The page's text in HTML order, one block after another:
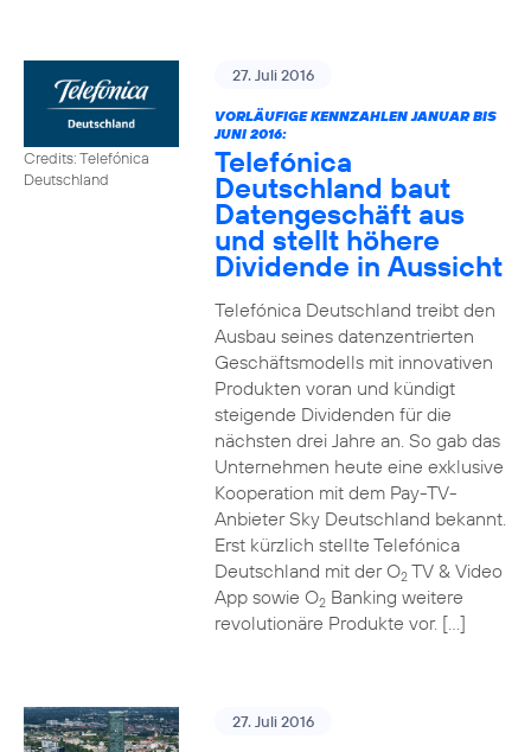
Credits: Telefónica
Deutschland
27. Juli 2016
VORLÄUFIGE KENNZAHLEN JANUAR BIS
JUNI 2016:
Telefónica
Deutschland baut
Datengeschäft aus
und stellt höhere
Dividende in Aussicht
Telefónica Deutschland treibt den
Ausbau seines datenzentrierten
Geschäftsmodells mit innovativen
Produkten voran und kündigt
steigende Dividenden für die
nächsten drei Jahre an. So gab das
Unternehmen heute eine exklusive
Kooperation mit dem Pay-TV-
Anbieter Sky Deutschland bekannt.
Erst kürzlich stellte Telefónica
Deutschland mit der O2TV & Video
App sowie O2Banking weitere
revolutionäre Produkte vor. […]
27. Juli 2016